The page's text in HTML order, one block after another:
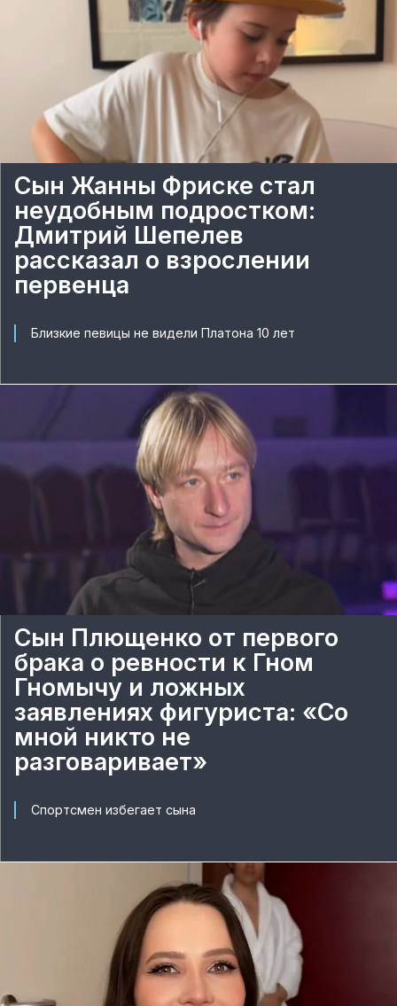
Сын Жанны Фриске стал
неудобным подростком:
Дмитрий Шепелев
рассказал о взрослении
первенца
Близкие певицы не видели Платона 10 лет
Сын Плющенко от первого
брака о ревности к Гном
Гномычу и ложных
заявлениях фигуриста: «Со
мной никто не
разговаривает»
Спортсмен избегает сына